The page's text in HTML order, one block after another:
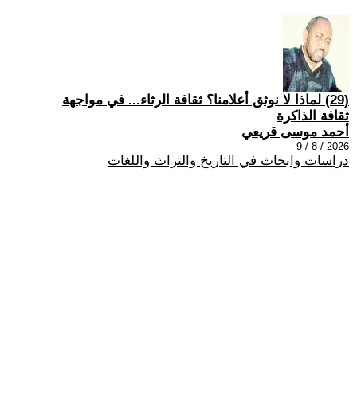
(29) لماذا لا نوثق أعلامنا؟ ثقافة الرثاء... في مواجهة
ثقافة الذاكرة
أحمد موسى قريعي
2026 / 8 / 9
دراسات وابحاث في التاريخ والتراث واللغات